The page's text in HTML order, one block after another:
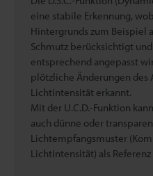
eine stabile Erkennung,
Hintergrunds zum Beispiel
Schmutz berücksichtigt
entsprechend angepasst
plötzliche Änderungen des
Lichtintensität erkannt.
Mit der U.C.D.-Funktion
auch dünne oder
Lichtempfangsmuster
Lichtintensität) als